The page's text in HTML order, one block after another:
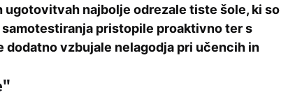
ugotovitvah najbolje odrezale tiste šole, ki so
pristopile proaktivno ter s
dodatno vzbujale nelagodja pri učencih in